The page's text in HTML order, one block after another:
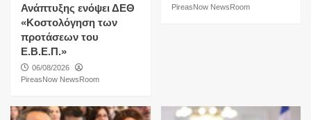
Ανάπτυξης ενόψει ΔΕΘ
«Κοστολόγηση των
προτάσεων του
Ε.Β.Ε.Π.»
06/08/2026
PireasNow NewsRoom
PireasNow NewsRoom